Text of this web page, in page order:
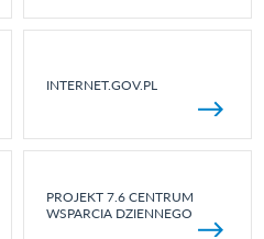
INTERNET.GOV.PL
PROJEKT 7.6 CENTRUM
WSPARCIA DZIENNEGO